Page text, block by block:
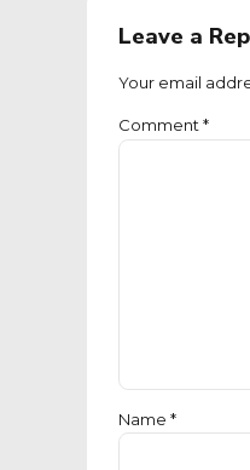
Leave a
Your email
Comment *
Name *